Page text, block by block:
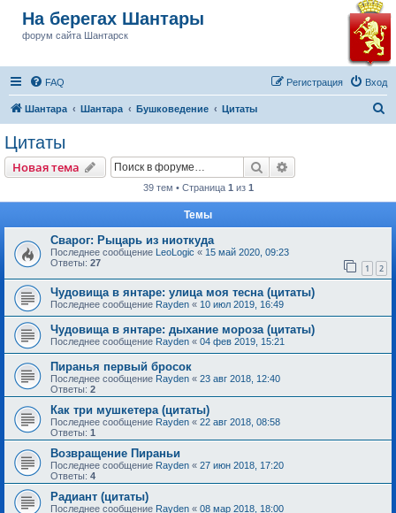
На берегах Шантары
форум сайта Шантарск
FAQ Вход
Регистрация
Шантара Шантара Бушковедение Цитаты
Цитаты
Новая тема Поиск
39 тем • Страница 1 из 1
Темы
Сварог: Рыцарь из ниоткуда
Последнее сообщение LeoLogic « 15 май 2020, 09:23
Ответы: 27 1 2
Чудовища в янтаре: улица моя тесна (цитаты)
Последнее сообщение Rayden « 10 июл 2019, 16:49
Чудовища в янтаре: дыхание мороза (цитаты)
Последнее сообщение Rayden « 04 фев 2019, 15:21
Пиранья первый бросок
Последнее сообщение Rayden « 23 авг 2018, 12:40
Ответы: 2
Как три мушкетера (цитаты)
Последнее сообщение Rayden « 22 авг 2018, 08:58
Ответы: 1
Возвращение Пираньи
Последнее сообщение Rayden « 27 июн 2018, 17:20
Ответы: 4
Радиант (цитаты)
Последнее сообщение Rayden « 08 мар 2018, 18:00